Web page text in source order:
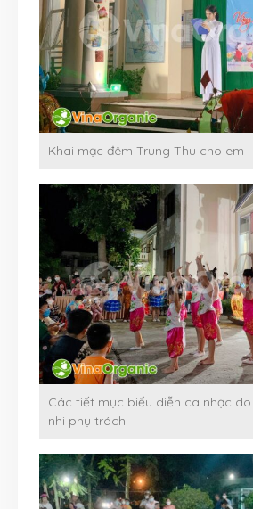
Khai mạc đêm Trung Thu cho em
Các tiết mục biểu diễn ca nhạc
nhi phụ trách